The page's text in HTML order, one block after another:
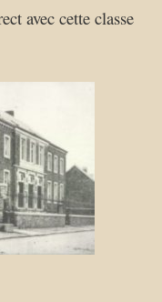
avec cette classe